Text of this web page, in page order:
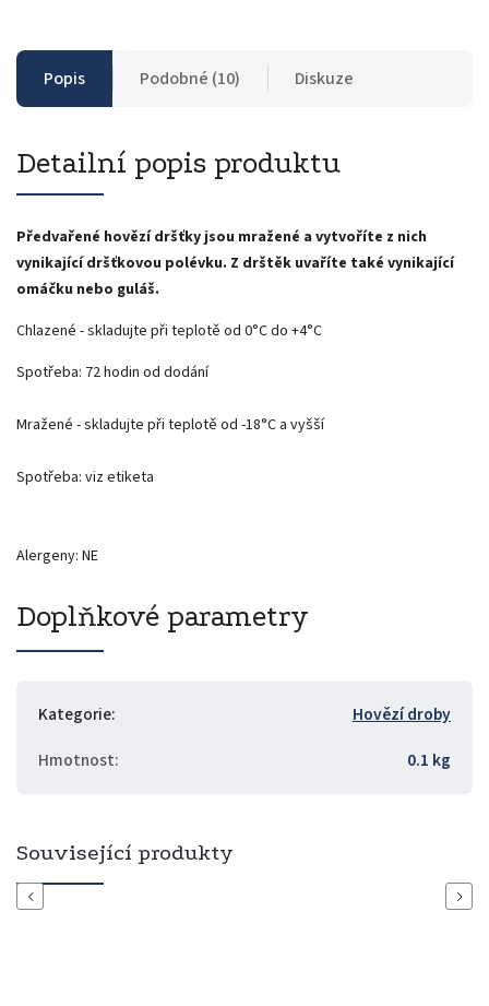
Popis Podobné (10) Diskuze
Detailní popis produktu
Předvařené hovězí dršťky jsou mražené a vytvoříte z nich
vynikající dršťkovou polévku. Z drštěk uvaříte také vynikající
omáčku nebo guláš.
Chlazené - skladujte při teplotě od 0°C do +4°C
Spotřeba: 72 hodin od dodání
Mražené - skladujte při teplotě od -18°C a vyšší
Spotřeba: viz etiketa
Alergeny: NE
Doplňkové parametry
Kategorie:
Hovězí droby
Hmotnost: 0.1 kg
Související produkty
Previous Next